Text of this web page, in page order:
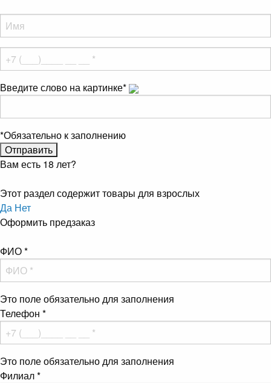
Введите слово на картинке*
*Обязательно к заполнению
Вам есть 18 лет?
Этот раздел содержит товары для взрослых
Да Нет
Оформить предзаказ
ФИО*
Это поле обязательно для заполнения
Телефон *
Это поле обязательно для заполнения
Филиал*